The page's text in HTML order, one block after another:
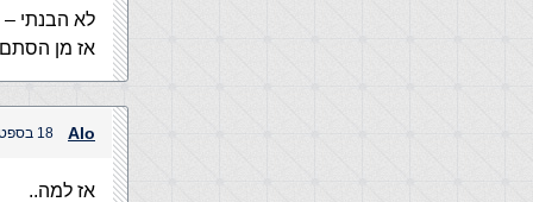
לא הבנתי
אז מן הסתם
Alo 18 בספטמבר, 2004 בשעה 2:30 pm
אז למה..